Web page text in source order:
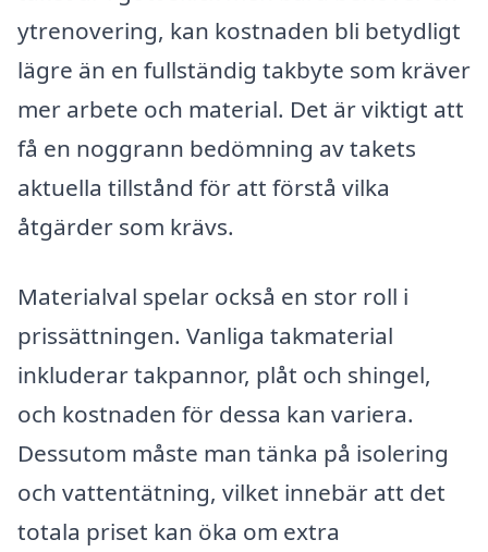
ytrenovering, kan kostnaden bli betydligt
lägre än en fullständig takbyte som kräver
mer arbete och material. Det är viktigt att
få en noggrann bedömning av takets
aktuella tillstånd för att förstå vilka
åtgärder som krävs.
Materialval spelar också en stor roll i
prissättningen. Vanliga takmaterial
inkluderar takpannor, plåt och shingel,
och kostnaden för dessa kan variera.
Dessutom måste man tänka på isolering
och vattentätning, vilket innebär att det
totala priset kan öka om extra